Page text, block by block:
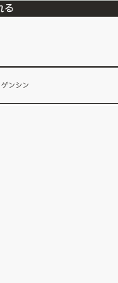
る
ンシン